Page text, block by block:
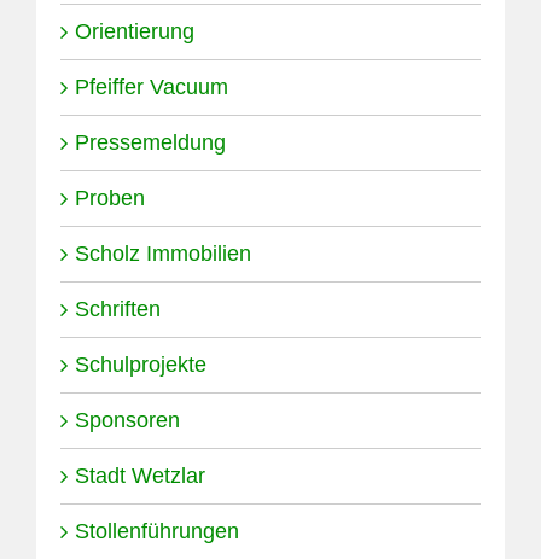
Orientierung
Pfeiffer Vacuum
Pressemeldung
Proben
Scholz Immobilien
Schriften
Schulprojekte
Sponsoren
Stadt Wetzlar
Stollenführungen